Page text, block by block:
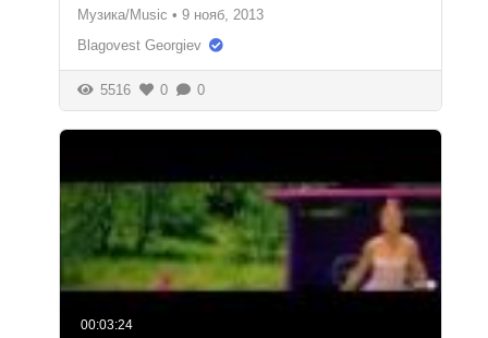
Музика/Music • 9 нояб, 2013
Blagovest Georgiev
5516 0 0
00:03:24